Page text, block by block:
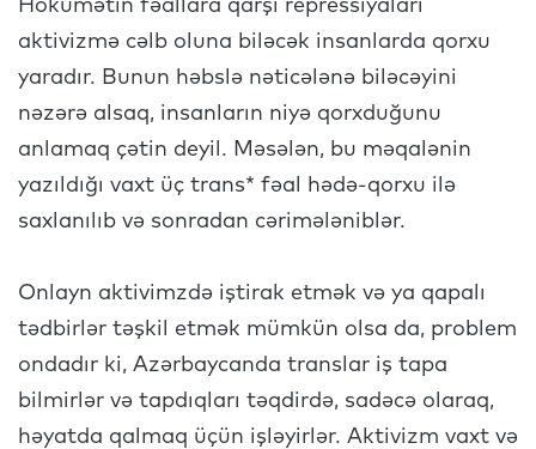
Hökumətin fəallara qarşı repressiyaları
aktivizmə cəlb oluna biləcək insanlarda qorxu
yaradır. Bunun həbslə nəticələnə biləcəyini
nəzərə alsaq, insanların niyə qorxduğunu
anlamaq çətin deyil. Məsələn, bu məqalənin
yazıldığı vaxt üç trans* fəal hədə-qorxu ilə
saxlanılıb və sonradan cərimələniblər.
Onlayn aktivimzdə iştirak etmək və ya qapalı
tədbirlər təşkil etmək mümkün olsa da, problem
ondadır ki, Azərbaycanda translar iş tapa
bilmirlər və tapdıqları təqdirdə, sadəcə olaraq,
həyatda qalmaq üçün işləyirlər. Aktivizm vaxt və